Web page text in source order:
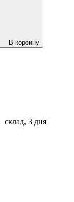
В корзину
склад, 3 дня